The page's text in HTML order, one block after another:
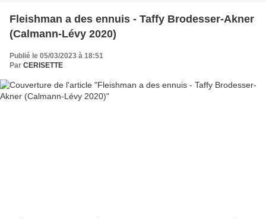
Fleishman a des ennuis - Taffy Brodesser-Akner
(Calmann-Lévy 2020)
Publié le 05/03/2023 à 18:51
Par CERISETTE